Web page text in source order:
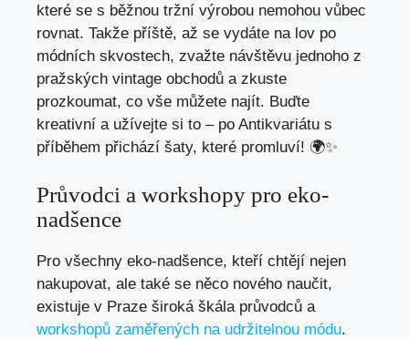
které se s běžnou tržní výrobou nemohou vůbec
rovnat. Takže příště, až se vydáte na lov po
módních skvostech, zvažte návštěvu jednoho z
pražských vintage obchodů a zkuste
prozkoumat, co vše můžete najít. Buďte
kreativní a užívejte si to – po Antikvariátu s
příběhem přichází šaty, které promluví! 🌍✨
Průvodci a workshopy pro eko-
nadšence
Pro všechny eko-nadšence, kteří chtějí nejen
nakupovat, ale také se něco nového naučit,
existuje v Praze široká škála průvodců a
workshopů zaměřených na udržitelnou módu.